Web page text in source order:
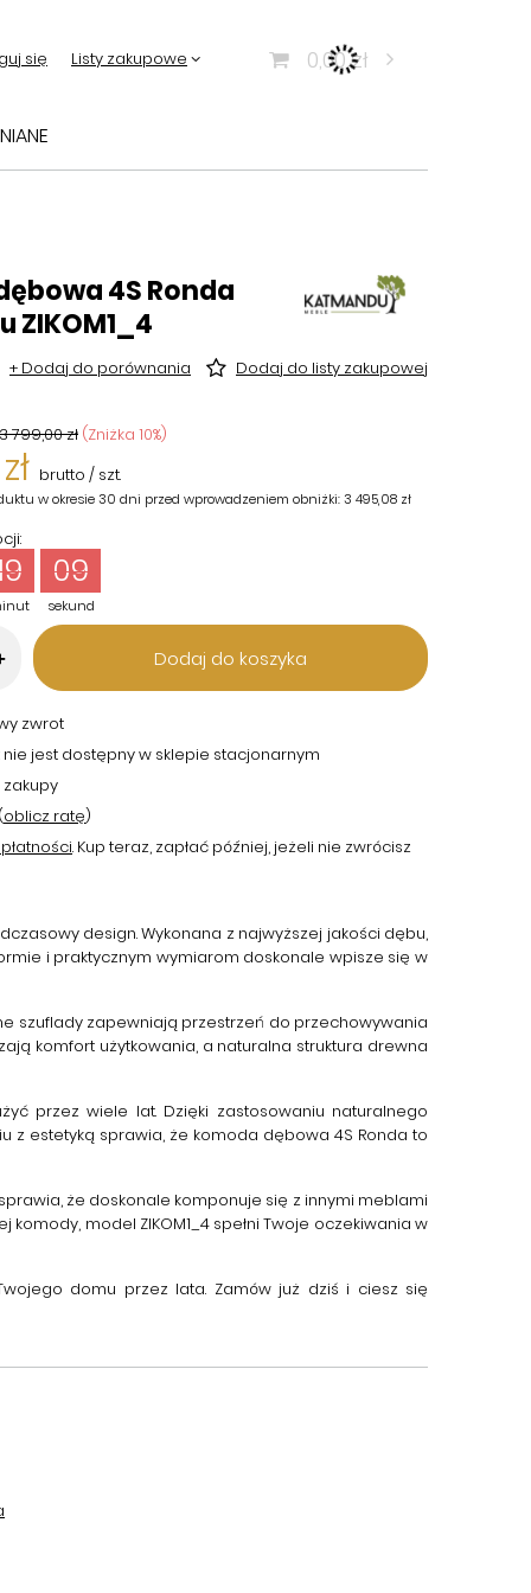
się Listy zakupowe 0,00 zł
4S Ronda
ZIKOM1_4
+ Dodaj do porównania Dodaj do listy zakupowej
3 799,00 zł (Zniżka 10%)
brutto / szt.
w okresie 30 dni przed wprowadzeniem obniżki:3 495,08 zł
sekund
08
Dodaj do koszyka
zwrot
nie jest dostępny w sklepie stacjonarnym
oblicz ratę)
. Kup teraz, zapłać później, jeżeli nie zwrócisz
design. Wykonana z najwyższej jakości dębu,
i praktycznym wymiarom doskonale wpisze się w
szuflady zapewniają przestrzeń do przechowywania
komfort użytkowania, a naturalna struktura drewna
przez wiele lat. Dzięki zastosowaniu naturalnego
z estetyką sprawia, że komoda dębowa 4S Ronda to
że doskonale komponuje się z innymi meblami
model ZIKOM1_4 spełni Twoje oczekiwania w
domu przez lata. Zamów już dziś i ciesz się